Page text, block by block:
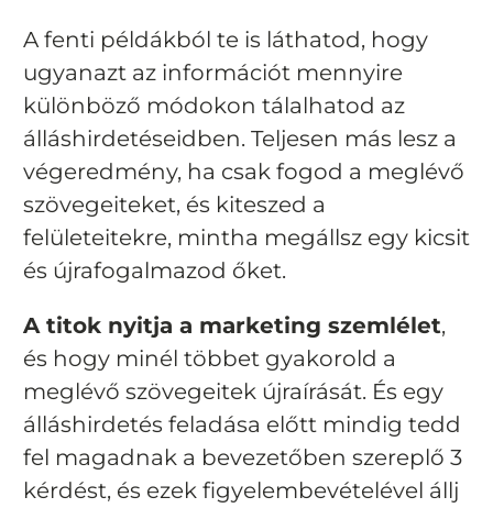
A fenti példákból te is láthatod, hogy
ugyanazt az információt mennyire
különböző módokon tálalhatod az
álláshirdetéseidben. Teljesen más lesz a
végeredmény, ha csak fogod a meglévő
szövegeiteket, és kiteszed a
felületeitekre, mintha megállsz egy kicsit
és újrafogalmazod őket.
A titok nyitja a marketing szemlélet,
és hogy minél többet gyakorold a
meglévő szövegeitek újraírását. És egy
álláshirdetés feladása előtt mindig tedd
fel magadnak a bevezetőben szereplő 3
kérdést, és ezek figyelembevételével állj